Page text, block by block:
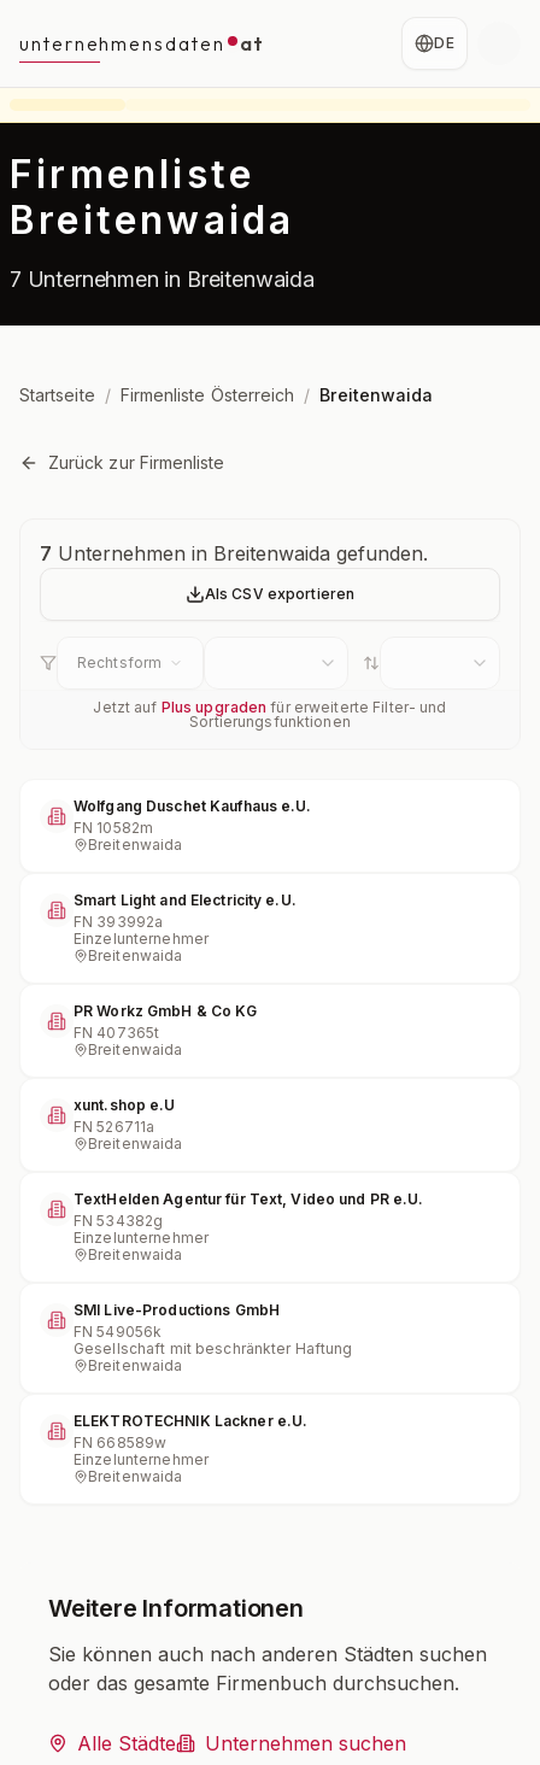
unternehmensdaten at DE
Firmenliste
Breitenwaida
7 Unternehmen in Breitenwaida
Startseite / Firmenliste Österreich / Breitenwaida
Zurück zur Firmenliste
Unternehmensübersicht
7 Unternehmen in Breitenwaida gefunden.
Als CSV exportieren
Rechtsform
Jetzt auf Plus upgraden für erweiterte Filter- und
Sortierungsfunktionen
Wolfgang Duschet Kaufhaus e.U.
FN 10582m
Breitenwaida
Smart Light and Electricity e.U.
FN 393992a
Einzelunternehmer
Breitenwaida
PR Workz GmbH & Co KG
FN 407365t
Breitenwaida
xunt.shop e.U
FN526711a
Breitenwaida
TextHelden Agentur für Text, Video und PR e.U.
FN534382g
Einzelunternehmer
Breitenwaida
SMI Live-Productions GmbH
FN549056k
Gesellschaft mit beschränkter Haftung
Breitenwaida
ELEKTROTECHNIK Lackner e.U.
FN 668589w
Einzelunternehmer
Breitenwaida
Weitere Informationen
Sie können auch nach anderen Städten suchen
oder das gesamte Firmenbuch durchsuchen.
Alle Städte Unternehmen suchen